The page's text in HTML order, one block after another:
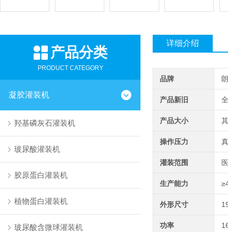
产品分类
PRODUCT CATEGORY
凝胶灌装机
羟基磷灰石灌装机
玻尿酸灌装机
胶原蛋白灌装机
植物蛋白灌装机
玻尿酸含微球灌装机
详细介绍
品牌
产品新旧
产品大小
操作压力
灌装范围
生产能力
外形尺寸
功率